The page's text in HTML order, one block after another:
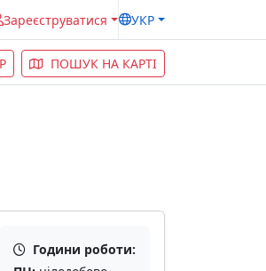
Зареєструватися УКР
ПОШУК НА КАРТІ
Години роботи: